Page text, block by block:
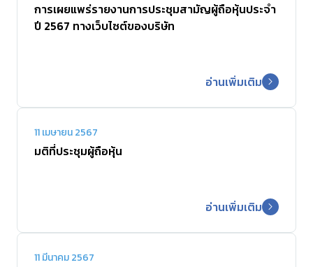
การเผยแพร่รายงานการประชุมสามัญผู้ถือหุ้นประจำ
ปี 2567 ทางเว็บไซต์ของบริษัท
อ่านเพิ่มเติม
11 เมษายน 2567
มติที่ประชุมผู้ถือหุ้น
อ่านเพิ่มเติม
11 มีนาคม 2567